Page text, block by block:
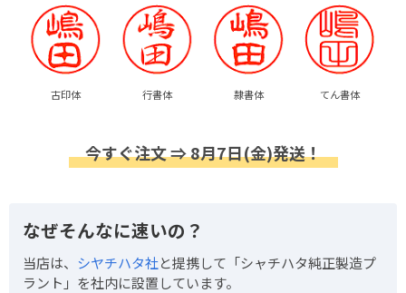
古印体 行書体 隷書体 てん書体
今すぐ注文 ⇒ 8月7日(金)発送！
なぜそんなに速いの？
当店は、 シヤチハタ社と提携して「シャチハタ純正製造プ
ラント」を社内に設置しています。